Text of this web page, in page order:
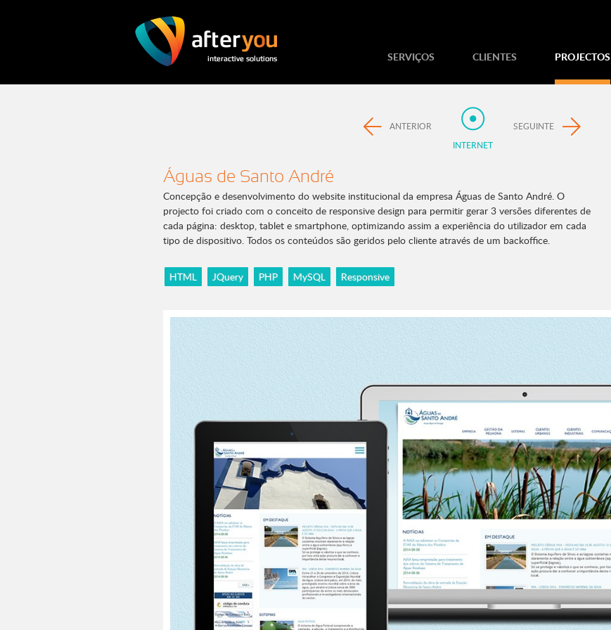
SERVIÇOS CLIENTES PROJECTOS
ANTERIOR
INTERNET
SEGUINTE
Águas de Santo André
Concepção e desenvolvimento do website institucional da empresa Águas de Santo André. O
projecto foi criado com o conceito de responsive design para permitir gerar 3 versões diferentes de
cada página: desktop, tablet e smartphone, optimizando assim a experiência do utilizador em cada
tipo de dispositivo. Todos os conteúdos são geridos pelo cliente através de um backoffice.
HTML JQuery PHP MySQL Responsive